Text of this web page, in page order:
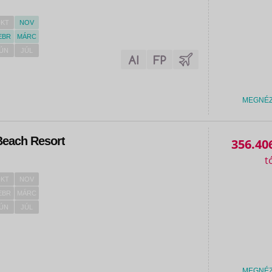
NOV
MÁRC
JÚL
Resort
NOV
MÁRC
JÚL